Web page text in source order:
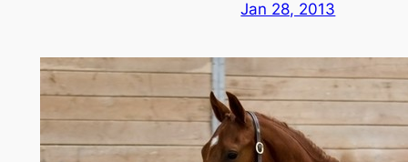
Jan 28, 2013